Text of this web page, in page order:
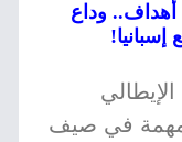
أهداف.. وداع
في صيف